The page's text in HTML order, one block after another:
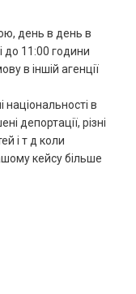
день в день в
до 11:00 години
в іншій агенції
національності в
депортації, різні
і т д коли
кейсу більше